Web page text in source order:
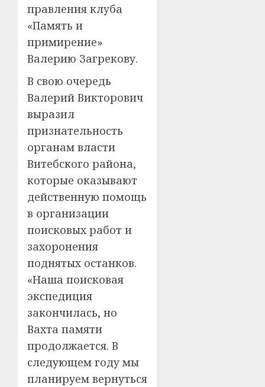
правления клуба
«Память и
примирение»
Валерию Загрекову.
В свою очередь
Валерий Викторович
выразил
признательность
органам власти
Витебского района,
которые оказывают
действенную помощь
в организации
поисковых работ и
захоронения
поднятых останков.
«Наша поисковая
экспедиция
закончилась, но
Вахта памяти
продолжается. В
следующем году мы
планируем вернуться